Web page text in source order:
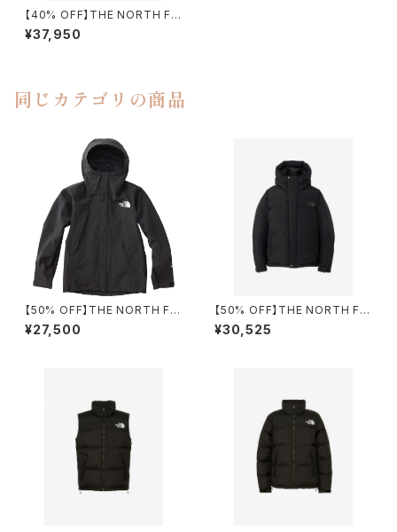
【40% OFF】THE NORTH FA
CE / GTX NUPTSE JACKET
（ND92332）
¥37,950
同じカテゴリの商品
【50% OFF】THE NORTH FA
CE / MOUNTAIN JACKET
¥27,500
【50% OFF】THE NORTH FA
CE / ALTERTN BAFFS JACK
ET（ND92360）
¥30,525